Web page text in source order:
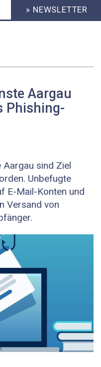
HEADER
MENU
» NEWSLETTER
Aargau
Phishing-
Aargau sind Ziel
Unbefugte
E-Mail-Konten und
Versand von